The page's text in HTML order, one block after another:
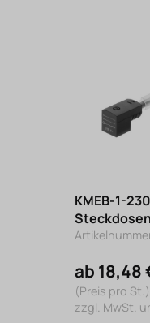
KMEB-1-
ab 18,48
(Preis pro St.)
zzgl. MwSt.